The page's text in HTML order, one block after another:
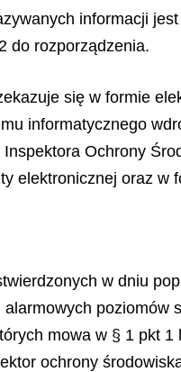
informacji
do rozporządzenia.
się w formie
informatycznego
Inspektora Ochrony
elektronicznej oraz w
w dniu
poziomów
mowa w § 1 pkt 1
ochrony